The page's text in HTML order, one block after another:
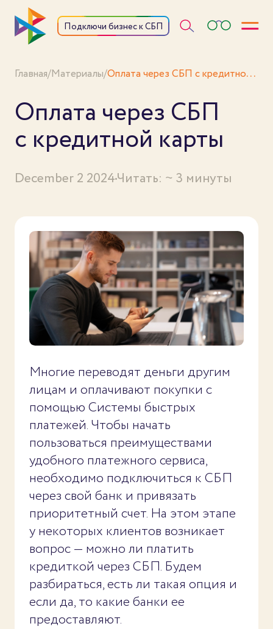
Подключи бизнес к СБП
Главная/Материалы/ Оплата через СБП с кредитной карты
Оплата через СБП
с кредитной карты
December 2 2024Читать: ~ 3 минуты
Многие переводят деньги другим
лицам и оплачивают покупки с
помощью Системы быстрых
платежей. Чтобы начать
пользоваться преимуществами
удобного платежного сервиса,
необходимо подключиться к СБП
через свой банк и привязать
приоритетный счет. На этом этапе
у некоторых клиентов возникает
вопрос — можно ли платить
кредиткой через СБП. Будем
разбираться, есть ли такая опция и
если да, то какие банки ее
предоставляют.